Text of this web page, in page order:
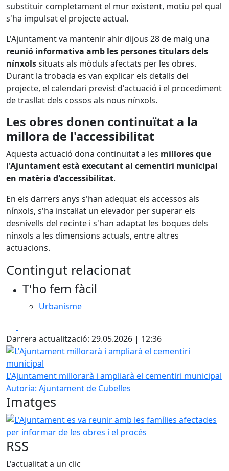
substituir completament el mur existent, motiu pel qual
s'ha impulsat el projecte actual.
L'Ajuntament va mantenir ahir dijous 28 de maig una
reunió informativa amb les persones titulars dels
nínxolssituats als mòduls afectats per les obres.
Durant la trobada es van explicar els detalls del
projecte, el calendari previst d'actuació i el procediment
de trasllat dels cossos als nous nínxols.
Les obres donen continuïtat a la
millora de l'accessibilitat
Aquesta actuació dona continuïtat a les millores que
l'Ajuntament està executant al cementiri municipal
en matèria d'accessibilitat.
En els darrers anys s'han adequat els accessos als
nínxols, s'ha instal·lat un elevador per superar els
desnivells del recinte i s'han adaptat les boques dels
nínxols a les dimensions actuals, entre altres
actuacions.
Contingut relacionat
T'ho fem fàcil
Urbanisme
Darrera actualització: 29.05.2026 | 12:36
L'Ajuntament millorarà i ampliarà el cementiri municipal
L'Ajuntament millorarà i ampliarà el cementiri municipal
Autoria: Ajuntament de Cubelles
Imatges
L'Ajuntament es va reunir amb les famílies afectades
RSS
L'actualitat a un clic